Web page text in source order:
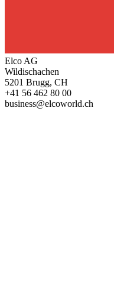
Elco AG
Wildischachen
5201 Brugg, CH
+41 56 462 80 00
business@elcoworld.ch